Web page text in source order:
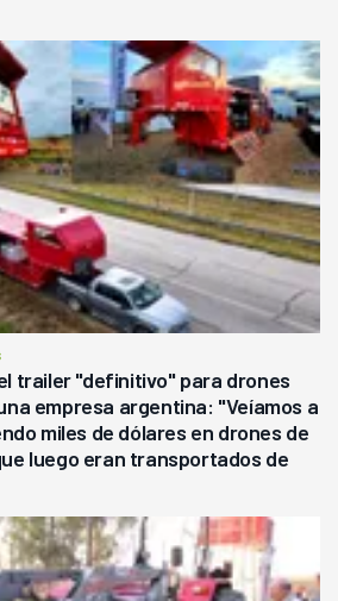
trailer "definitivo" para drones
empresa argentina: "Veíamos a
miles de dólares en drones de
luego eran transportados de